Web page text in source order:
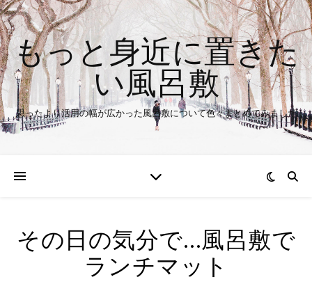
もっと身近に置きた
い風呂敷
思ったより活用の幅が広かった風呂敷について色々まとめてみました
その日の気分で…風呂敷で
ランチマット